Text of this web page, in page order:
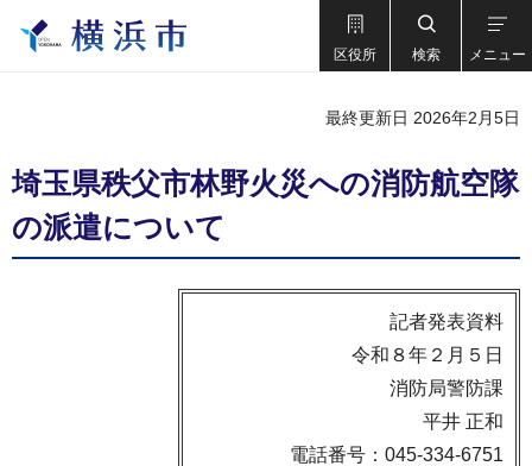
区役所 検索 メニュー
最終更新日 2026年2月5日
埼玉県秩父市林野火災への消防航空隊
の派遣について
記者発表資料
令和８年２月５日
消防局警防課
平井 正和
電話番号：045-334-6751